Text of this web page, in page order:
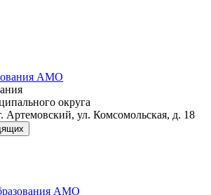
округа
Артемовский, ул. Комсомольская, д. 18
АМО